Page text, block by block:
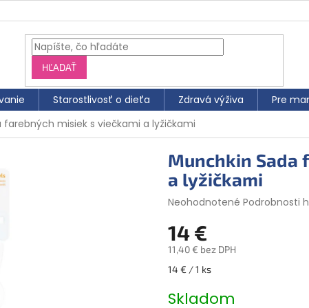
HĽADAŤ
Starostlivosť o dieťa Zdravá výživa Pre
farebných misiek s viečkami a lyžičkami
Munchkin Sada
a lyžičkami
Priemerné
produktu
je
0,0
z
hviezdičiek.
Neohodnotené Podrobnosti
14 €
11,40 € bez DPH
Jednotková
14 € / 1 ks
Skladom